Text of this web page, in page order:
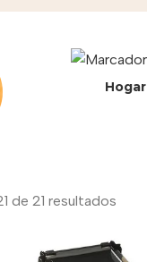
Hogar
de 21 resultados